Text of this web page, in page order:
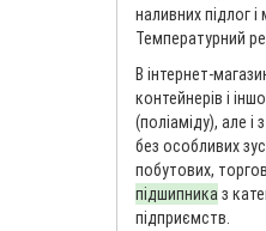
наливних підлог
Температурний
В інтернет-
контейнерів і
(поліаміду), але і
без особливих
побутових,
підшипника з
підприємств.